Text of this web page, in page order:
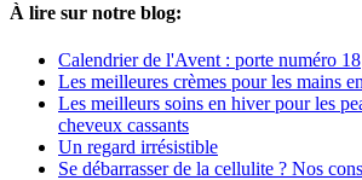
À lire sur notre blog:
Calendrier de l'Avent : porte numéro 18
Les meilleures crèmes pour les mains
Les meilleurs soins en hiver pour les
cheveux cassants
Un regard irrésistible
Se débarrasser de la cellulite ? Nos